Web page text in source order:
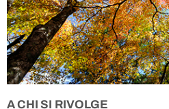
A CHI SI RIVOLGE